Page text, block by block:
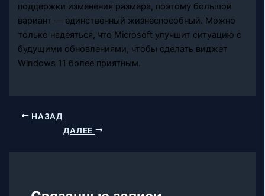
поддержки изменения размера, поэтому большой
вариант — единственный жизнеспособный. Можно
только надеяться, что Microsoft улучшит ситуацию с
будущими обновлениями, чтобы сделать виджет
Windows 11 более приятным.
НАЗАД
ДАЛЕЕ